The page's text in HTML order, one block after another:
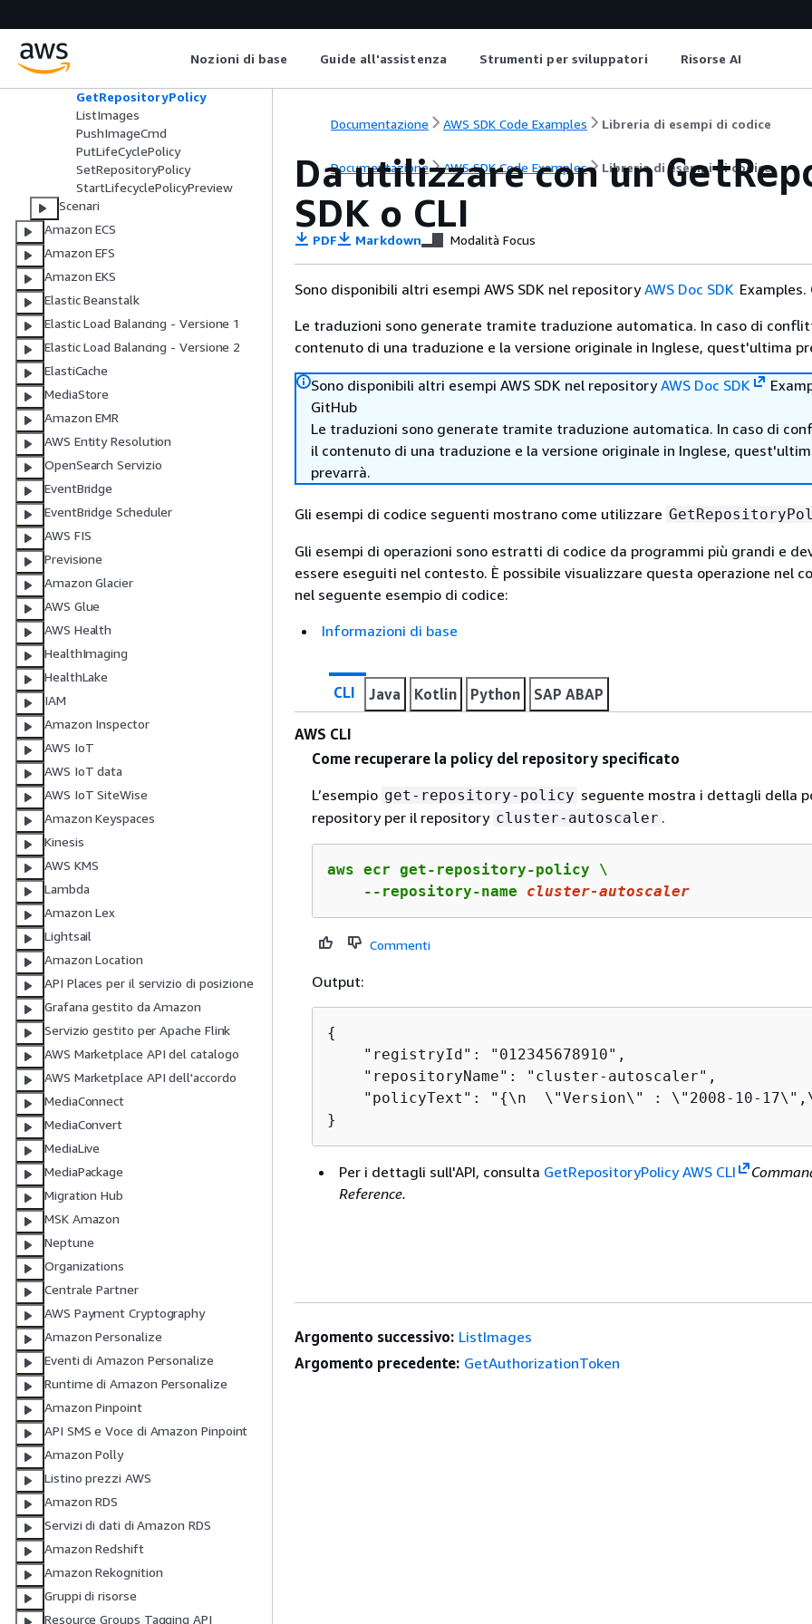
Nozioni di base Guide all'assistenza Strumenti per sviluppatori Risorse AI
DescribeRepositories
GetRepositoryPolicy
ListImages
PushImageCmd
PutLifeCyclePolicy
SetRepositoryPolicy
StartLifecyclePolicyPreview
Scenari
Amazon ECS
Amazon EFS
Amazon EKS
Elastic Beanstalk
Elastic Load Balancing - Versione 1
Elastic Load Balancing - Versione 2
ElastiCache
MediaStore
Amazon EMR
AWS Entity Resolution
OpenSearch Servizio
EventBridge
EventBridge Scheduler
AWS FIS
Previsione
Amazon Glacier
AWS Glue
AWS Health
HealthImaging
HealthLake
IAM
Amazon Inspector
AWS IoT
AWS IoT data
AWS IoT SiteWise
Amazon Keyspaces
Kinesis
AWS KMS
Lambda
Amazon Lex
Lightsail
Amazon Location
API Places per il servizio di posizione
Grafana gestito da Amazon
Servizio gestito per Apache Flink
AWS Marketplace API del catalogo
AWS Marketplace API dell'accordo
MediaConnect
MediaConvert
MediaLive
MediaPackage
Migration Hub
MSK Amazon
Neptune
Organizations
Centrale Partner
AWS Payment Cryptography
Amazon Personalize
Eventi di Amazon Personalize
Runtime di Amazon Personalize
Amazon Pinpoint
API SMS e Voce di Amazon Pinpoint
Amazon Polly
Listino prezzi AWS
Amazon RDS
Servizi di dati di Amazon RDS
Amazon Redshift
Amazon Rekognition
Gruppi di risorse
Resource Groups Tagging API
Documentazione AWS SDK Code Examples Libreria di esempi di codice
Documentazione AWS SDK Code Examples Libreria di esempi di codice
Da utilizzare con un
SDK o CLI
PDF Markdown Modalità Focus
Sono disponibili altri esempi AWS SDK nel repositoryAWS Doc SDK Examples.
Le traduzioni sono generate tramite traduzione automatica. In caso di
contenuto di una traduzione e la versione originale in Inglese, quest'ultima
Sono disponibili altri esempi AWS SDK nel repositoryAWS Doc SDK
GitHub
Le traduzioni sono generate tramite traduzione automatica. In caso di
il contenuto di una traduzione e la versione originale in Inglese,
prevarrà.
Gli esempi di codice seguenti mostrano come utilizzare
Gli esempi di operazioni sono estratti di codice da programmi più grandi e
essere eseguiti nel contesto. È possibile visualizzare questa operazione nel
nel seguente esempio di codice:
Informazioni di base
CLI Java Kotlin Python SAP ABAP
AWS CLI
Come recuperare la policy del repository specificato
L’esempio get-repository-policy seguente mostra i dettagli della
repository per il repository cluster-autoscaler .
aws ecr get-repository-policy \
    --repository-name
cluster-autoscaler
Commenti
Output:
{
    "registryId": "012345678910",
    "repositoryName": "cluster-autoscaler",
    "policyText": "
{\n  \"Version\" : \"2008-10-
}
Per i dettagli sull'API, consulta GetRepositoryPolicy AWS CLI
Reference.
Argomento successivo: ListImages
Argomento precedente: GetAuthorizationToken